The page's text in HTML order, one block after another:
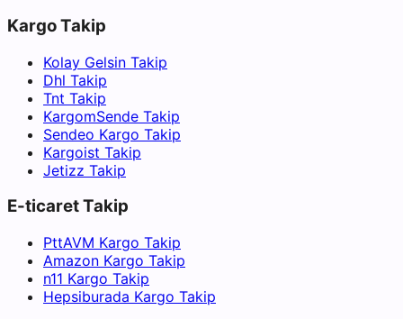
Kargo Takip
Kolay Gelsin Takip
Dhl Takip
Tnt Takip
KargomSende Takip
Sendeo Kargo Takip
Kargoist Takip
Jetizz Takip
E-ticaret Takip
PttAVM Kargo Takip
Amazon Kargo Takip
n11 Kargo Takip
Hepsiburada Kargo Takip